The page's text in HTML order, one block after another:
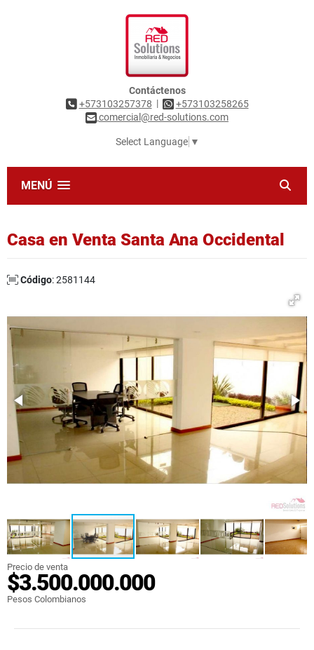
Contáctenos
+573103257378 |
+573103258265
comercial@red-solutions.com
Select Language ▼
MENÚ
Casa en Venta Santa Ana Occidental
Código: 2581144
Precio de venta
$3.500.000.000
Pesos Colombianos